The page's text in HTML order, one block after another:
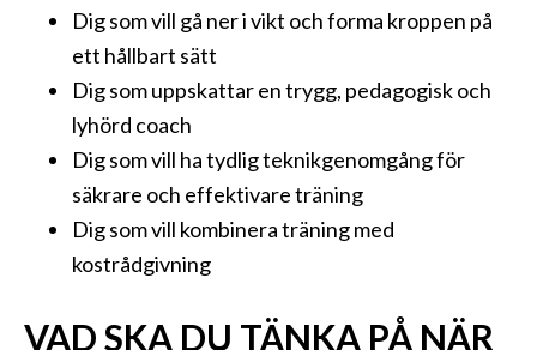
Dig som vill gå ner i vikt och forma kroppen på
ett hållbart sätt
Dig som uppskattar en trygg, pedagogisk och
lyhörd coach
Dig som vill ha tydlig teknikgenomgång för
säkrare och effektivare träning
Dig som vill kombinera träning med
kostrådgivning
VAD SKA DU TÄNKA PÅ NÄR